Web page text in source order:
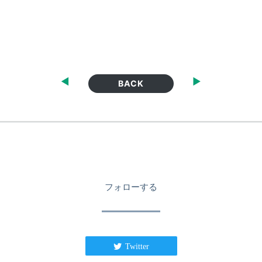
◀ BACK ▶
フォローする
Twitter